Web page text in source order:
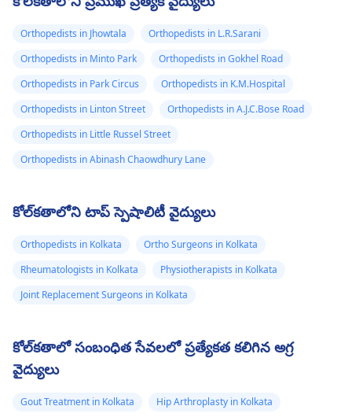
Orthopedists in Jhowtala
Orthopedists in L.R.Sarani
Orthopedists in Minto Park
Orthopedists in Gokhel Road
Orthopedists in Park Circus
Orthopedists in K.M.Hospital
Orthopedists in Linton Street
Orthopedists in A.J.C.Bose Road
Orthopedists in Little Russel Street
Orthopedists in Abinash Chaowdhury Lane
కోల్‌కతాలోని టాప్ స్పెషాలిటీ వైద్యులు
Orthopedists in Kolkata
Ortho Surgeons in Kolkata
Rheumatologists in Kolkata
Physiotherapists in Kolkata
Joint Replacement Surgeons in Kolkata
కోల్‌కతాలో సంబంధిత సేవలలో ప్రత్యేకత కలిగిన అగ్ర
వైద్యులు
Gout Treatment in Kolkata
Hip Arthroplasty in Kolkata